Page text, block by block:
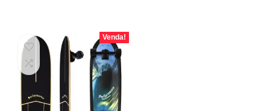
R$219,90.R$159,90.
Venda!